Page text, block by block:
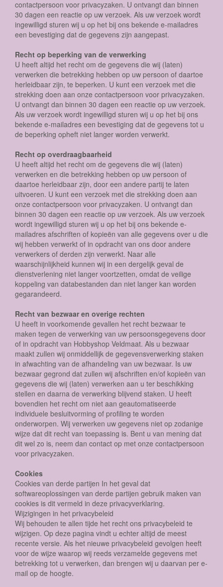
contactpersoon voor privacyzaken. U ontvangt dan binnen
30 dagen een reactie op uw verzoek. Als uw verzoek wordt
ingewilligd sturen wij u op het bij ons bekende e-mailadres
een bevestiging dat de gegevens zijn aangepast.
Recht op beperking van de verwerking
U heeft altijd het recht om de gegevens die wij (laten)
verwerken die betrekking hebben op uw persoon of daartoe
herleidbaar zijn, te beperken. U kunt een verzoek met die
strekking doen aan onze contactpersoon voor privacyzaken.
U ontvangt dan binnen 30 dagen een reactie op uw verzoek.
Als uw verzoek wordt ingewilligd sturen wij u op het bij ons
bekende e-mailadres een bevestiging dat de gegevens tot u
de beperking opheft niet langer worden verwerkt.
Recht op overdraagbaarheid
U heeft altijd het recht om de gegevens die wij (laten)
verwerken en die betrekking hebben op uw persoon of
daartoe herleidbaar zijn, door een andere partij te laten
uitvoeren. U kunt een verzoek met die strekking doen aan
onze contactpersoon voor privacyzaken. U ontvangt dan
binnen 30 dagen een reactie op uw verzoek. Als uw verzoek
wordt ingewilligd sturen wij u op het bij ons bekende e-
mailadres afschriften of kopieën van alle gegevens over u die
wij hebben verwerkt of in opdracht van ons door andere
verwerkers of derden zijn verwerkt. Naar alle
waarschijnlijkheid kunnen wij in een dergelijk geval de
dienstverlening niet langer voortzetten, omdat de veilige
koppeling van databestanden dan niet langer kan worden
gegarandeerd.
Recht van bezwaar en overige rechten
U heeft in voorkomende gevallen het recht bezwaar te
maken tegen de verwerking van uw persoonsgegevens door
of in opdracht van Hobbyshop Veldmaat. Als u bezwaar
maakt zullen wij onmiddellijk de gegevensverwerking staken
in afwachting van de afhandeling van uw bezwaar. Is uw
bezwaar gegrond dat zullen wij afschriften en/of kopieën van
gegevens die wij (laten) verwerken aan u ter beschikking
stellen en daarna de verwerking blijvend staken. U heeft
bovendien het recht om niet aan geautomatiseerde
individuele besluitvorming of profiling te worden
onderworpen. Wij verwerken uw gegevens niet op zodanige
wijze dat dit recht van toepassing is. Bent u van mening dat
dit wel zo is, neem dan contact op met onze contactpersoon
voor privacyzaken.
Cookies
Cookies van derde partijen In het geval dat
softwareoplossingen van derde partijen gebruik maken van
cookies is dit vermeld in deze privacyverklaring.
Wijzigingen in het privacybeleid
Wij behouden te allen tijde het recht ons privacybeleid te
wijzigen. Op deze pagina vindt u echter altijd de meest
recente versie. Als het nieuwe privacybeleid gevolgen heeft
voor de wijze waarop wij reeds verzamelde gegevens met
betrekking tot u verwerken, dan brengen wij u daarvan per e-
mail op de hoogte.